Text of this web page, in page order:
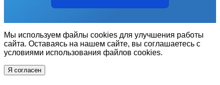
Мы используем файлы cookies для улучшения работы
сайта. Оставаясь на нашем сайте, вы соглашаетесь с
условиями использования файлов cookies.
Я согласен